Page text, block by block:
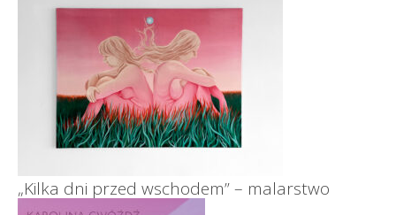
„Kilka dni przed wschodem” – malarstwo